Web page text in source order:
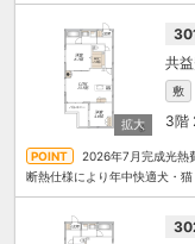
敷
3階
2026年7月完成光熱
断熱仕様により年中快適犬・